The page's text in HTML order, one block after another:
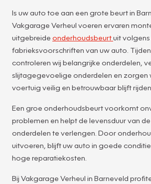
Is uw auto toe aan een grote beurt in
Vakgarage Verheul voeren ervaren
uitgebreide onderhoudsbeurtuit volgens
fabrieksvoorschriften van uw auto.
controleren wij belangrijke onderdelen,
slijtagegevoelige onderdelen en zorgen
voertuig veilig en betrouwbaar blijft rijden.
Een groe onderhoudsbeurt voorkomt
problemen en helpt de levensduur van
onderdelen te verlengen. Door
uitvoeren, blijft uw auto in goede
hoge reparatiekosten.
Bij Vakgarage Verheul in Barneveld